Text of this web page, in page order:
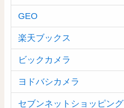
GEO
楽天ブックス
ビックカメラ
ヨドバシカメラ
セブンネットショッピング